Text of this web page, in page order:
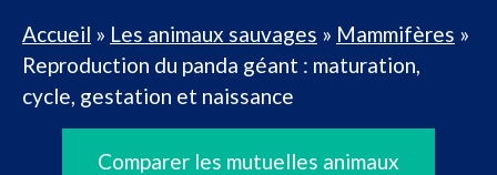
Accueil » Les animaux sauvages » Mammifères »
Reproduction du panda géant : maturation,
cycle, gestation et naissance
Comparer les mutuelles animaux